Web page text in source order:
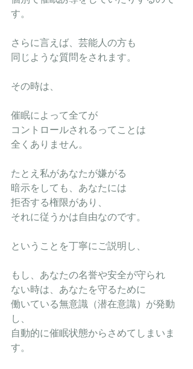
す。
さらに言えば、芸能人の方も
同じような質問をされます。
その時は、
催眠によって全てが
コントロールされるってことは
全くありません。
たとえ私があなたが嫌がる
暗示をしても、あなたには
拒否する権限があり、
それに従うかは自由なのです。
ということを丁寧にご説明し、
もし、あなたの名誉や安全が守られ
ない時は、あなたを守るために
働いている無意識（潜在意識）が発動
し、
自動的に催眠状態からさめてしまいま
す。